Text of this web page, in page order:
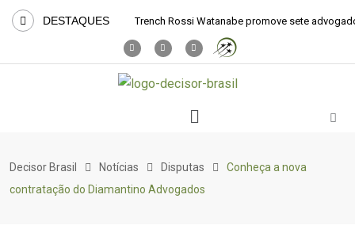
DESTAQUES Trench Rossi Watanabe promove sete
Decisor Brasil Notícias Disputas
Conheça a nova
contratação do Diamantino Advogados